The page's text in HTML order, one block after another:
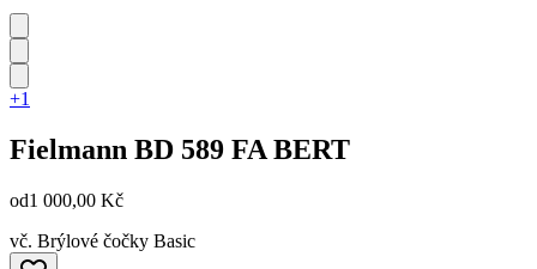
+1
Fielmann BD 589 FA BERT
od1 000,00 Kč
vč. Brýlové čočky Basic